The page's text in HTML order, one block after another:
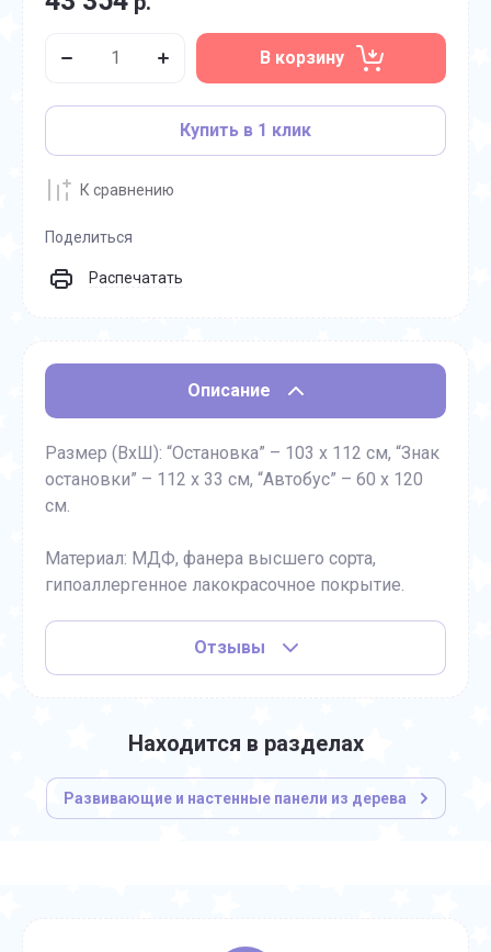
В корзину
Купить в 1 клик
К сравнению
Поделиться
Распечатать
Описание
Размер (ВхШ): “Остановка” – 103 х 112 см, “Знак
остановки” – 112 х 33 см, “Автобус” – 60 х 120
см.
Материал: МДФ, фанера высшего сорта,
гипоаллергенное лакокрасочное покрытие.
Отзывы
Находится в разделах
Развивающие и настенные панели из дерева